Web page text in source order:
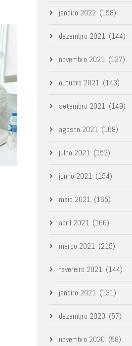
janeiro 2022 (158)
dezembro 2021 (144)
novembro 2021 (137)
outubro 2021 (143)
setembro 2021 (149)
agosto 2021 (168)
julho 2021 (152)
junho 2021 (154)
maio 2021 (165)
abril 2021 (166)
março 2021 (215)
fevereiro 2021 (144)
janeiro 2021 (131)
dezembro 2020 (57)
novembro 2020 (58)